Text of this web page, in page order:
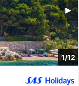
1/12
▶︎